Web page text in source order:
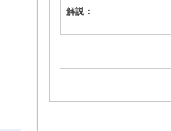
解説：